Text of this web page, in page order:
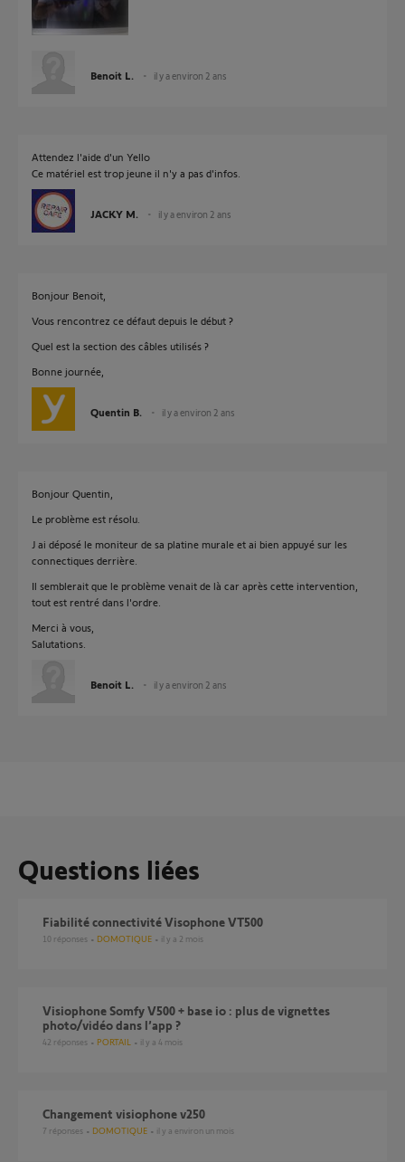
Benoit L. il y a environ 2 ans
Attendez l'aide d'un Yello
Ce matériel est trop jeune il n'y a pas d'infos.
JACKY M. il y a environ 2 ans
Bonjour Benoit,
Vous rencontrez ce défaut depuis le début ?
Quel est la section des câbles utilisés ?
Bonne journée,
Quentin B. il y a environ 2 ans
Bonjour Quentin,
Le problème est résolu.
J ai déposé le moniteur de sa platine murale et ai bien appuyé sur les
connectiques derrière.
Il semblerait que le problème venait de là car après cette intervention,
tout est rentré dans l'ordre.
Merci à vous,
Salutations.
Benoit L. il y a environ 2 ans
Questions liées
Fiabilité connectivité Visophone VT500
10 réponses DOMOTIQUE il y a 2 mois
Visiophone Somfy V500 + base io : plus de vignettes
photo/vidéo dans l’app ?
42 réponses PORTAIL il y a 4 mois
Changement visiophone v250
7 réponses DOMOTIQUE il y a environ un mois